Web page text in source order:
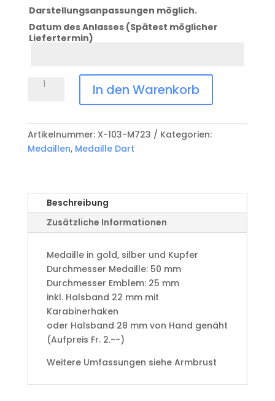
Darstellungsanpassungen möglich.
Datum des Anlasses (Spätest möglicher
Liefertermin)
Medaille
103-
M723
Menge
In den Warenkorb
Artikelnummer: X-103-M723
Kategorien:
Medaillen, Medaille Dart
Beschreibung
Zusätzliche Informationen
Medaille in gold, silber und Kupfer
​Durchmesser Medaille: 50 mm
Durchmesser Emblem: 25 mm
​inkl. Halsband 22 mm mit
Karabinerhaken
oder Halsband 28 mm von Hand genäht
(Aufpreis Fr. 2.--)
Weitere Umfassungen siehe Armbrust